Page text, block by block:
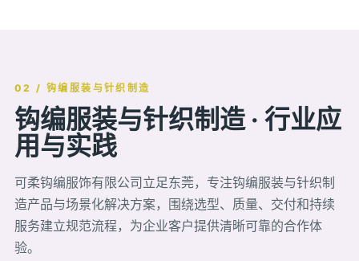
02 / 钩编服装与针织制造
钩编服装与针织制造 · 行业应
用与实践
可柔钩编服饰有限公司立足东莞，专注钩编服装与针织制
造产品与场景化解决方案，围绕选型、质量、交付和持续
服务建立规范流程，为企业客户提供清晰可靠的合作体
验。